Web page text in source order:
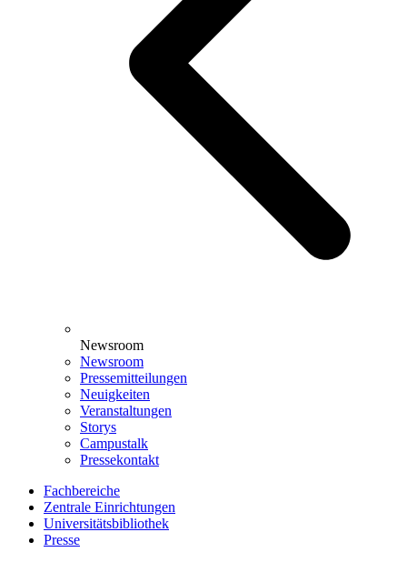
Newsroom
Newsroom
Pressemitteilungen
Neuigkeiten
Veranstaltungen
Storys
Campustalk
Pressekontakt
Fachbereiche
Zentrale Einrichtungen
Universitätsbibliothek
Presse